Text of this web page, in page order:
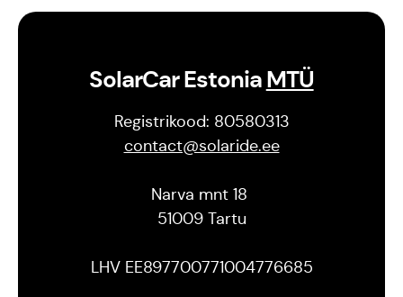
SolarCar EstoniaMTÜ
Registrikood: 80580313
contact@solaride.ee
Narva mnt 18
51009 Tartu
LHV EE897700771004776685